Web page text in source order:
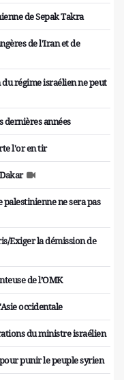
de Sepak Takra
de l'Iran et de
régime israélien ne peut
dernières années
l'or en tir
ne sera pas
Exiger la démission de
de l’OMK
occidentale
du ministre israélien
punir le peuple syrien